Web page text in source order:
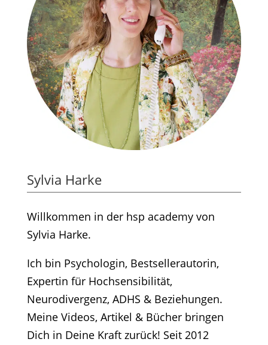
Sylvia Harke
Willkommen in der hsp academy von
Sylvia Harke.
Ich bin Psychologin, Bestsellerautorin,
Expertin für Hochsensibilität,
Neurodivergenz, ADHS & Beziehungen.
Meine Videos, Artikel & Bücher bringen
Dich in Deine Kraft zurück! Seit 2012